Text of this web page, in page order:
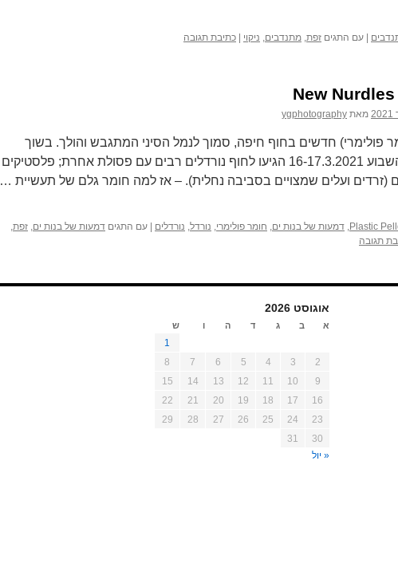
עם התגים זפת, מתנדבים, ניקוי כתיבת תגובה
New
מאת ygphotography
פולימרי) חדשים בחוף חיפה, סמוך לנמל הסיני המתגבש והולך. בשוך
הסערה שהתקיימה השבוע 16-17.3.2021 הגיעו לחוף נורדלים רבים עם פסולת אחרת; פלסטיקים
(זרדים ועלים שמצויים בסביבה נחלית). – אז למה חומר גלם של תעשיית …
Plastic
, דמעות של בנות ים, חומר פולימרי, נורדל, נורדלים עם התגים דמעות של בנות ים, זפת,
תגובה
אוגוסט 2026
א ב ג ד ה ו ש
1
2
3
4
5
6
7
8
9
10
11
12
13
14
15
16
17
18
19
20
21
22
23
24
25
26
27
28
29
30
31
« יול